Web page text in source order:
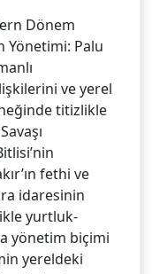
Dönem
Yönetimi: Palu
ve yerel
titizlikle
fethi ve
idaresinin
yurtluk-
yönetim biçimi
yereldeki